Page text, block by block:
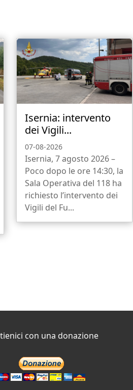
Isernia: intervento
dei Vigili...
07-08-2026
Isernia, 7 agosto 2026 –
Poco dopo le ore 14:30, la
Sala Operativa del 118 ha
richiesto l’intervento dei
Vigili del Fu...
con una donazione